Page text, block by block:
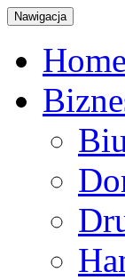
Nawigacja
Home